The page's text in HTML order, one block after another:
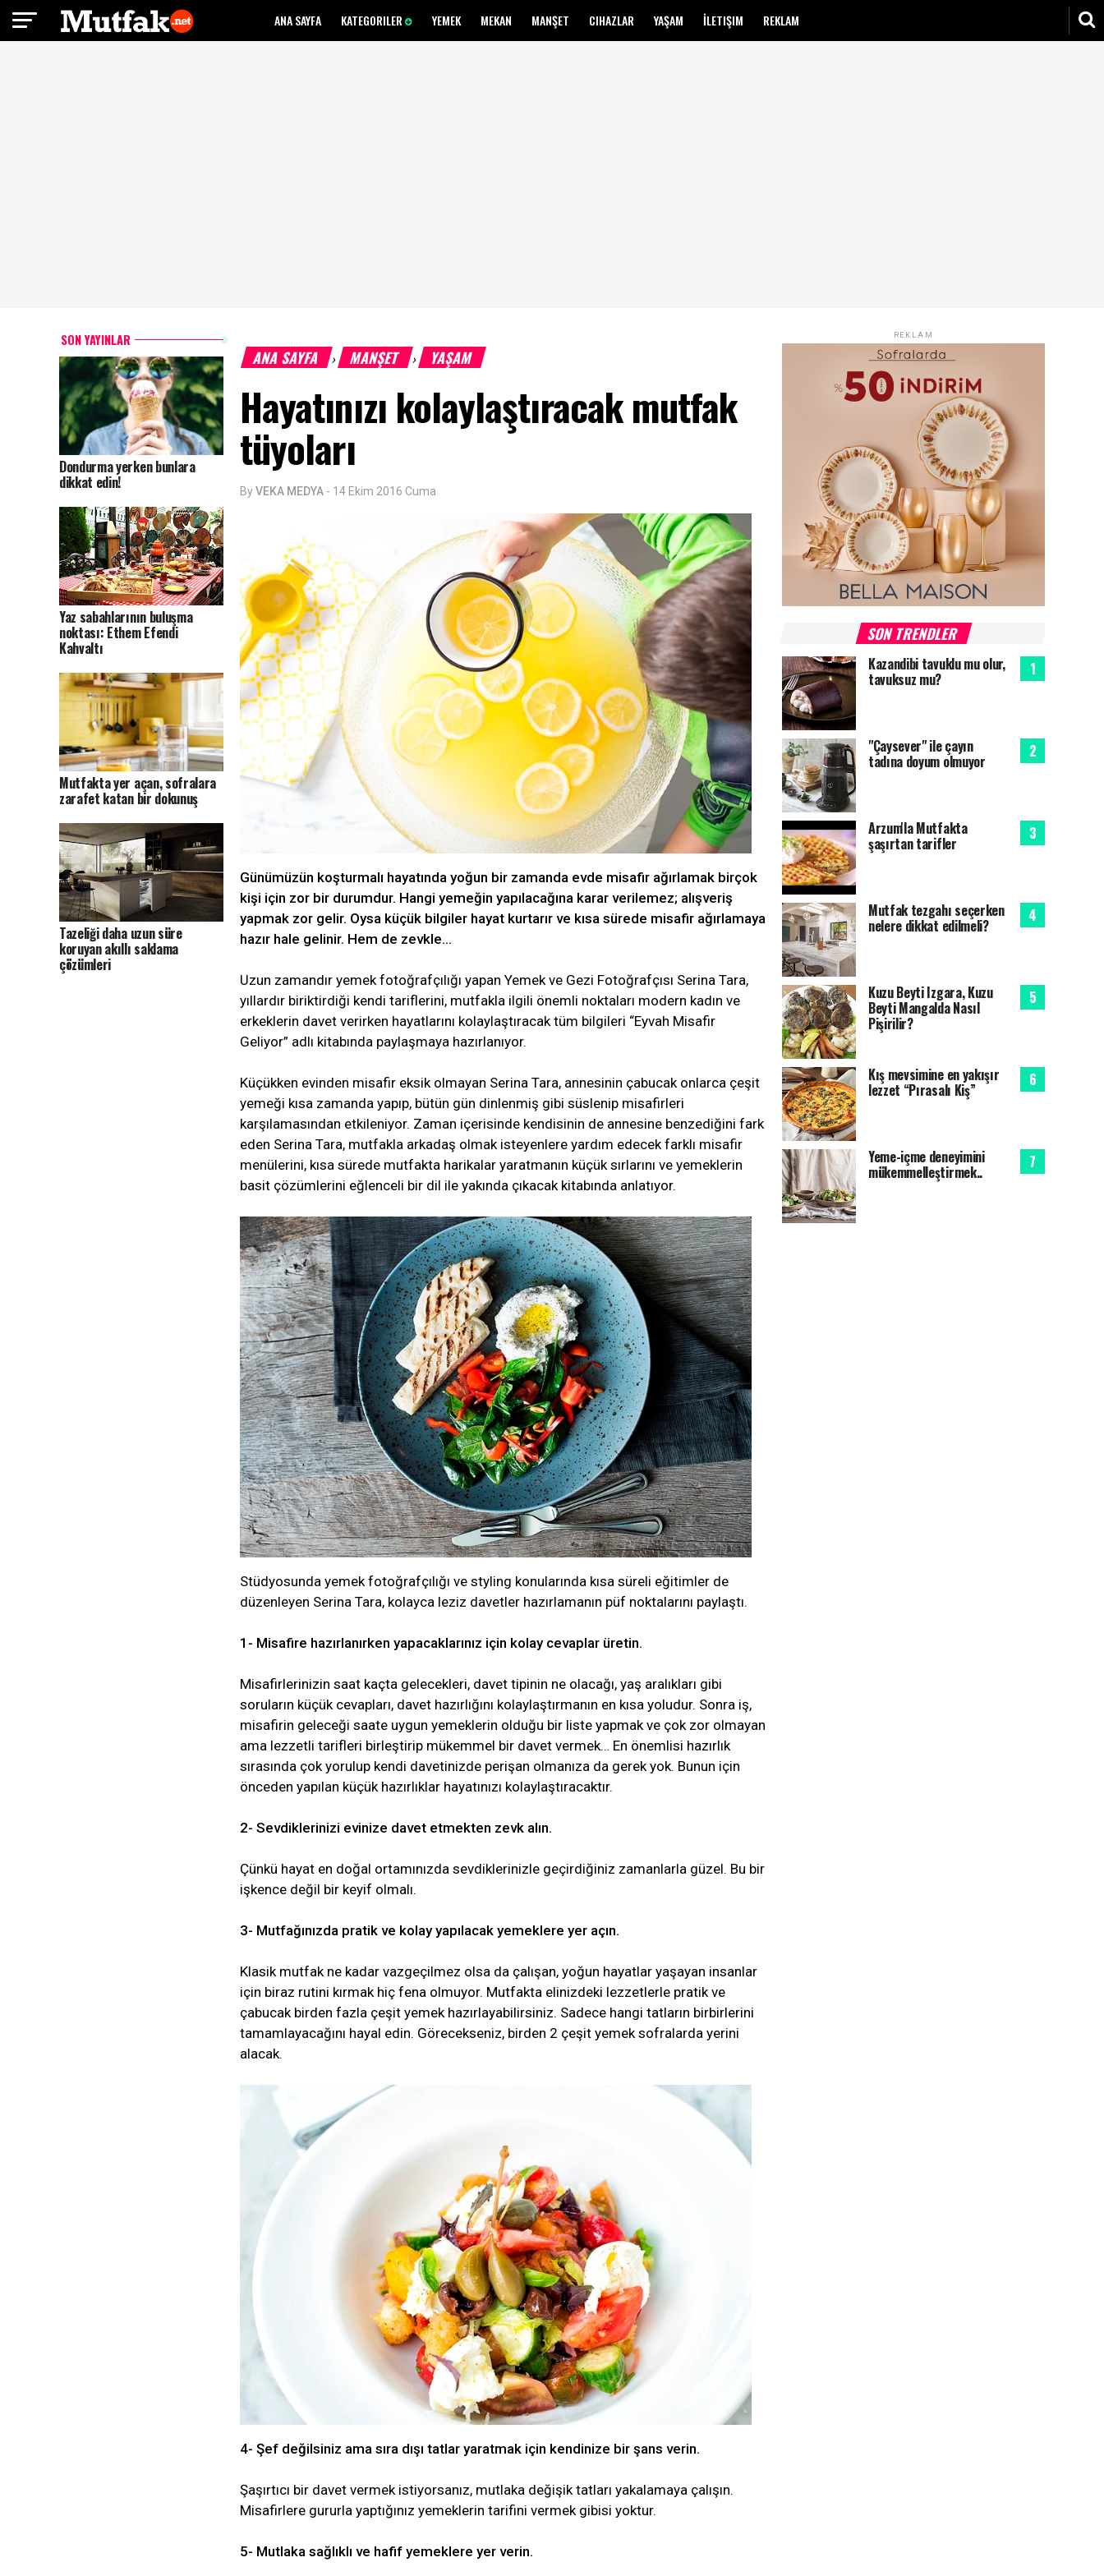
ANA SAYFA KATEGORILER YEMEK MEKAN MANŞET CIHAZLAR YAŞAM İLETIŞIM REKLAM
SON YAYINLAR
Dondurma yerken bunlara
dikkat edin!
Yaz sabahlarının buluşma
noktası: Ethem Efendi
Kahvaltı
Mutfakta yer açan, sofralara
zarafet katan bir dokunuş
Tazeliği daha uzun süre
koruyan akıllı saklama
çözümleri
ANA SAYFA › MANŞET › YAŞAM
Hayatınızı kolaylaştıracak mutfak
tüyoları
ByVEKA MEDYA - 14 Ekim 2016 Cuma
Günümüzün koşturmalı hayatında yoğun bir zamanda evde misafir ağırlamak birçok
kişi için zor bir durumdur. Hangi yemeğin yapılacağına karar verilemez; alışveriş
yapmak zor gelir. Oysa küçük bilgiler hayat kurtarır ve kısa sürede misafir ağırlamaya
hazır hale gelinir. Hem de zevkle…
Uzun zamandır yemek fotoğrafçılığı yapan Yemek ve Gezi Fotoğrafçısı Serina Tara,
yıllardır biriktirdiği kendi tariflerini, mutfakla ilgili önemli noktaları modern kadın ve
erkeklerin davet verirken hayatlarını kolaylaştıracak tüm bilgileri “Eyvah Misafir
Geliyor” adlı kitabında paylaşmaya hazırlanıyor.
Küçükken evinden misafir eksik olmayan Serina Tara, annesinin çabucak onlarca çeşit
yemeği kısa zamanda yapıp, bütün gün dinlenmiş gibi süslenip misafirleri
karşılamasından etkileniyor. Zaman içerisinde kendisinin de annesine benzediğini fark
eden Serina Tara, mutfakla arkadaş olmak isteyenlere yardım edecek farklı misafir
menülerini, kısa sürede mutfakta harikalar yaratmanın küçük sırlarını ve yemeklerin
basit çözümlerini eğlenceli bir dil ile yakında çıkacak kitabında anlatıyor.
Stüdyosunda yemek fotoğrafçılığı ve styling konularında kısa süreli eğitimler de
düzenleyen Serina Tara, kolayca leziz davetler hazırlamanın püf noktalarını paylaştı.
1- Misafire hazırlanırken yapacaklarınız için kolay cevaplar üretin.
Misafirlerinizin saat kaçta gelecekleri, davet tipinin ne olacağı, yaş aralıkları gibi
soruların küçük cevapları, davet hazırlığını kolaylaştırmanın en kısa yoludur. Sonra iş,
misafirin geleceği saate uygun yemeklerin olduğu bir liste yapmak ve çok zor olmayan
ama lezzetli tarifleri birleştirip mükemmel bir davet vermek… En önemlisi hazırlık
sırasında çok yorulup kendi davetinizde perişan olmanıza da gerek yok. Bunun için
önceden yapılan küçük hazırlıklar hayatınızı kolaylaştıracaktır.
2- Sevdiklerinizi evinize davet etmekten zevk alın.
Çünkü hayat en doğal ortamınızda sevdiklerinizle geçirdiğiniz zamanlarla güzel. Bu bir
işkence değil bir keyif olmalı.
3- Mutfağınızda pratik ve kolay yapılacak yemeklere yer açın.
Klasik mutfak ne kadar vazgeçilmez olsa da çalışan, yoğun hayatlar yaşayan insanlar
için biraz rutini kırmak hiç fena olmuyor. Mutfakta elinizdeki lezzetlerle pratik ve
çabucak birden fazla çeşit yemek hazırlayabilirsiniz. Sadece hangi tatların birbirlerini
tamamlayacağını hayal edin. Görecekseniz, birden 2 çeşit yemek sofralarda yerini
alacak.
4- Şef değilsiniz ama sıra dışı tatlar yaratmak için kendinize bir şans verin.
Şaşırtıcı bir davet vermek istiyorsanız, mutlaka değişik tatları yakalamaya çalışın.
Misafirlere gururla yaptığınız yemeklerin tarifini vermek gibisi yoktur.
5- Mutlaka sağlıklı ve hafif yemeklere yer verin.
REKLAM
SON TRENDLER
Kazandibi tavuklu mu olur,
tavuksuz mu?
"Çaysever" ile çayın
tadına doyum olmuyor
Arzum'la Mutfakta
şaşırtan tarifler
Mutfak tezgahı seçerken
nelere dikkat edilmeli?
Kuzu Beyti Izgara, Kuzu
Beyti Mangalda Nasıl
Pişirilir?
Kış mevsimine en yakışır
lezzet “Pırasalı Kiş”
Yeme-içme deneyimini
mükemmelleştirmek..